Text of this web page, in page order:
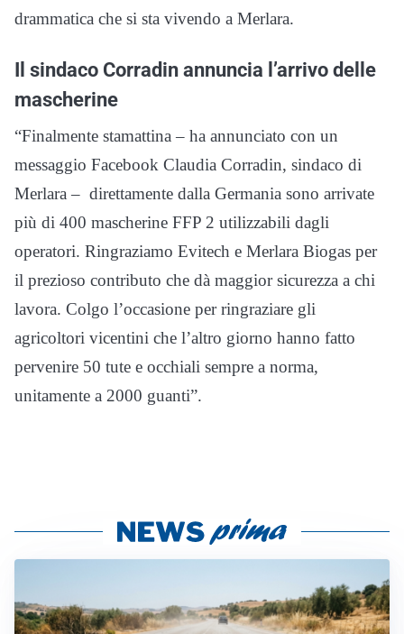
drammatica che si sta vivendo a Merlara.
Il sindaco Corradin annuncia l’arrivo delle
mascherine
“Finalmente stamattina – ha annunciato con un
messaggio Facebook Claudia Corradin, sindaco di
Merlara – direttamente dalla Germania sono arrivate
più di 400 mascherine FFP 2 utilizzabili dagli
operatori. Ringraziamo Evitech e Merlara Biogas per
il prezioso contributo che dà maggior sicurezza a chi
lavora. Colgo l’occasione per ringraziare gli
agricoltori vicentini che l’altro giorno hanno fatto
pervenire 50 tute e occhiali sempre a norma,
unitamente a 2000 guanti”.